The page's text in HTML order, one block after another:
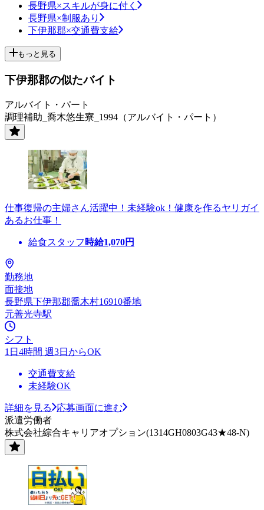
長野県×スキルが身に付く
長野県×制服あり
下伊那郡×交通費支給
もっと見る
下伊那郡の似たバイト
アルバイト・パート
調理補助_喬木悠生寮_1994（アルバイト・パート）
仕事復帰の主婦さん活躍中！未経験ok！健康を作るヤリガイ
あるお仕事！
給食スタッフ 時給1,070円
勤務地
面接地
長野県下伊那郡喬木村16910番地
元善光寺駅
シフト
1日4時間 週3日からOK
交通費支給
未経験OK
詳細を見る
応募画面に進む
派遣労働者
株式会社綜合キャリアオプション(1314GH0803G43★48-N)